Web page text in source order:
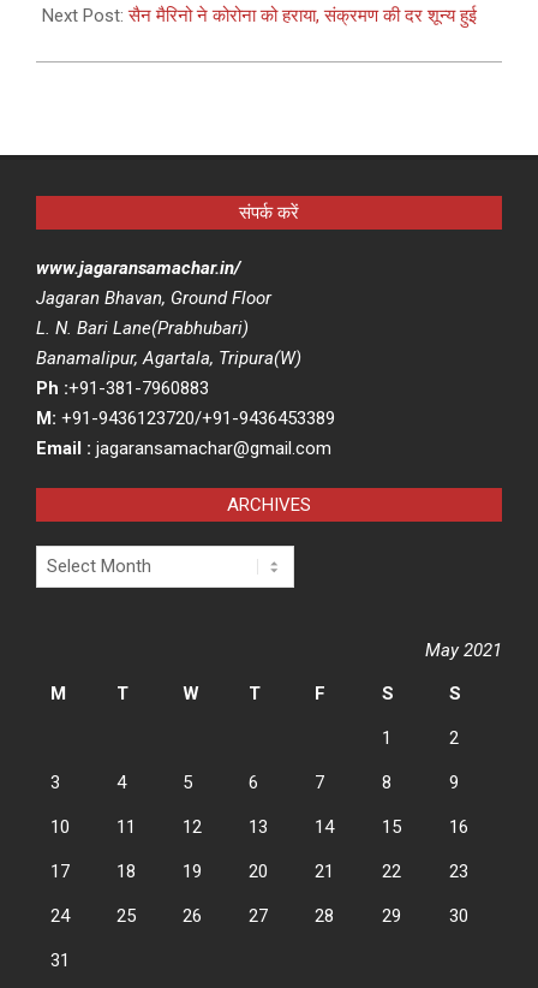
Next Post:सैन मैरिनो ने कोरोना को हराया, संक्रमण की दर शून्य हुई
संपर्क करें
www.jagaransamachar.in/
Jagaran Bhavan, Ground Floor
L. N. Bari Lane(Prabhubari)
Banamalipur, Agartala, Tripura(W)
Ph :+91-381-7960883
M: +91-9436123720/+91-9436453389
Email : jagaransamachar@gmail.com
ARCHIVES
Archives
May 2021
M
T W T F S S
1 2
3 4 5 6 7 8 9
10 11 12 13 14 15 16
17 18 19 20 21 22 23
24 25 26 27 28 29 30
31